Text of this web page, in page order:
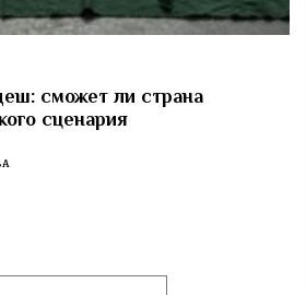
сможет ли страна
сценария